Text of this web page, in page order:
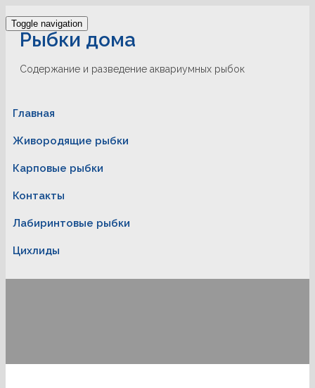
Toggle navigation
Рыбки дома
Содержание и разведение аквариумных рыбок
Главная
Живородящие рыбки
Карповые рыбки
Контакты
Лабиринтовые рыбки
Цихлиды